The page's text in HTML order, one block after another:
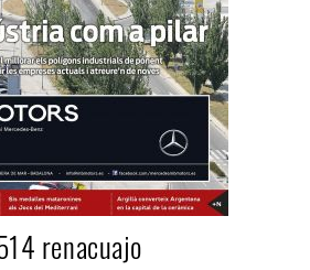
renacuajo